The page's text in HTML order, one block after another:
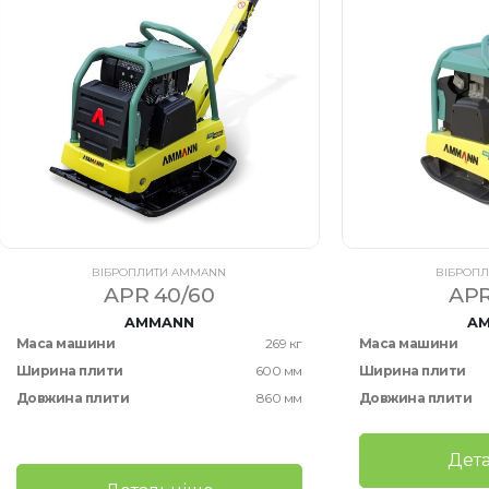
ВІБРОПЛИТИ AMMANN
APR 40/60
AMMANN
Маса машини
269 кг
Ширина плити
600 мм
Довжина плити
860 мм
Маса машини
Ширина плити
Довжина плити